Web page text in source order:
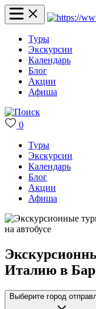
Туры
Экскурсии
Календарь
Блог
Акции
Афиша
0
Туры
Экскурсии
Календарь
Блог
Акции
Афиша
Италию в
Выберите город